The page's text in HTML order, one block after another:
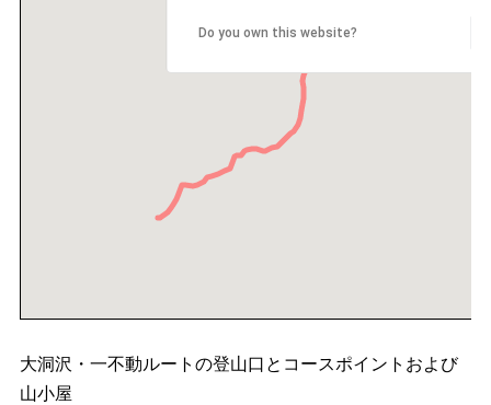
Do you own this website?
大洞沢・一不動ルートの登山口とコースポイントおよび
山小屋